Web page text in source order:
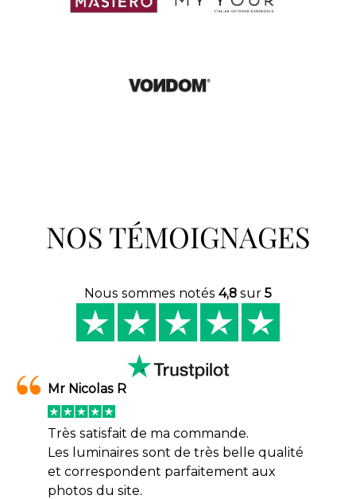
NOS TÉMOIGNAGES
Nous sommes notés 4,8 sur 5
Mr Nicolas R
Très satisfait de ma commande.
Les luminaires sont de très belle qualité
et correspondent parfaitement aux
photos du site.